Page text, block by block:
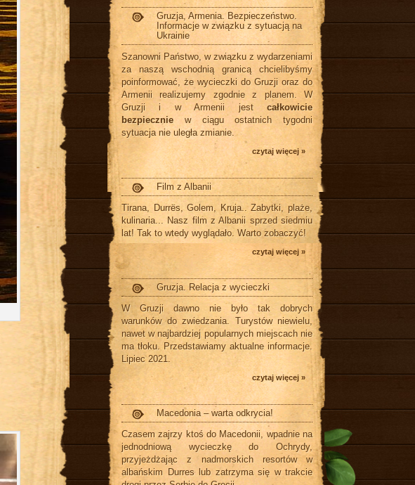
Gruzja, Armenia. Bezpieczeństwo.
Informacje w związku z sytuacją na
Ukrainie
Szanowni Państwo, w związku z wydarzeniami
za naszą wschodnią granicą chcielibyśmy
poinformować, że wycieczki do Gruzji oraz do
Armenii realizujemy zgodnie z planem. W
Gruzji i w Armenii jest całkowicie
bezpiecznie w ciągu ostatnich tygodni
sytuacja nie uległa zmianie.
czytaj więcej »
Film z Albanii
Tirana, Durrës, Golem, Kruja.. Zabytki, plaże,
kulinaria... Nasz film z Albanii sprzed siedmiu
lat! Tak to wtedy wyglądało. Warto zobaczyć!
czytaj więcej »
Gruzja. Relacja z wycieczki
W Gruzji dawno nie było tak dobrych
warunków do zwiedzania. Turystów niewielu,
nawet w najbardziej popularnych miejscach nie
ma tłoku. Przedstawiamy aktualne informacje.
Lipiec 2021.
czytaj więcej »
Macedonia – warta odkrycia!
Czasem zajrzy ktoś do Macedonii, wpadnie na
jednodniową wycieczkę do Ochrydy,
przyjeżdżając z nadmorskich resortów w
albańskim Durres lub zatrzyma się w trakcie